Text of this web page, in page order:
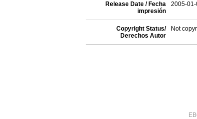
Release Date / Fecha
impresión
2005-01-
Copyright Status/
Derechos Autor
Not